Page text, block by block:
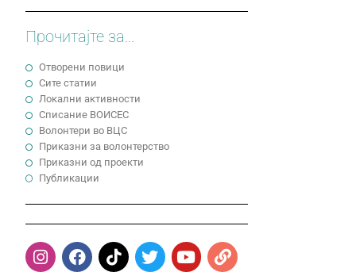
Прочитајте за...
Отворени повици
Сите статии
Локални активности
Cписание ВОИСЕС
Волонтери во ВЦС
Приказни за волонтерство
Приказни од проекти
Публикации